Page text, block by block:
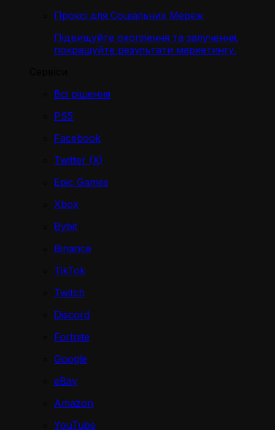
Проксі для Соціальних Мереж
Підвищуйте охоплення та залучення,
покращуйте результати маркетингу.
Всі рішення
PS5
Facebook
Twitter (X)
Epic Games
Xbox
Bybit
Binance
TikTok
Twitch
Discord
Fortnite
Google
eBay
Amazon
YouTube